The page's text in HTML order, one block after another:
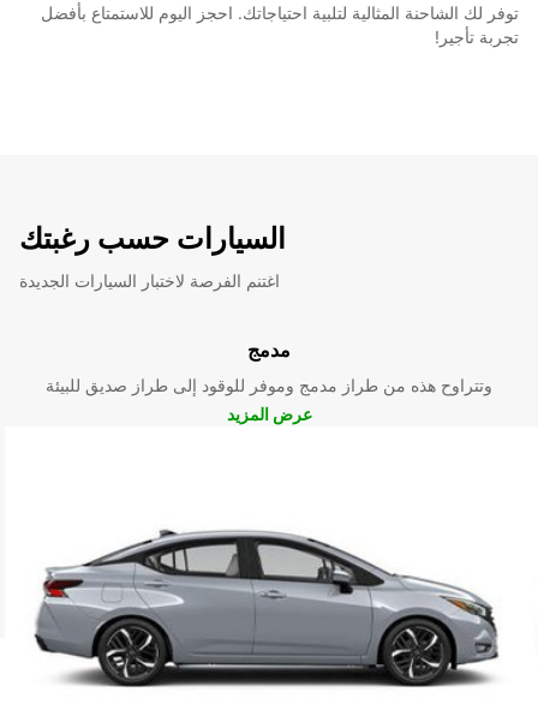
توفر لك الشاحنة المثالية لتلبية احتياجاتك. احجز اليوم للاستمتاع بأفضل
تجربة تأجير!
السيارات حسب رغبتك
اغتنم الفرصة لاختبار السيارات الجديدة
مدمج
وتتراوح هذه من طراز مدمج وموفر للوقود إلى طراز صديق للبيئة
عرض المزيد